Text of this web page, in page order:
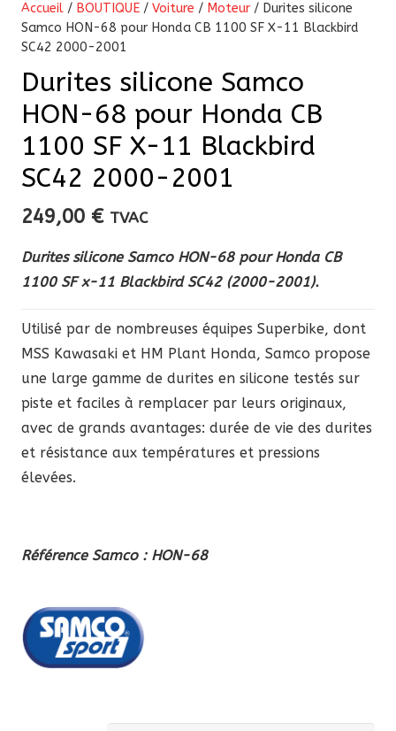
Accueil / BOUTIQUE / Voiture / Moteur / Durites silicone
Samco HON-68 pour Honda CB 1100 SF X-11 Blackbird
SC42 2000-2001
Durites silicone Samco
HON-68 pour Honda CB
1100 SF X-11 Blackbird
SC42 2000-2001
249,00 € TVAC
Durites silicone Samco HON-68 pour Honda CB
1100 SF x-11 Blackbird SC42 (2000-2001).
Utilisé par de nombreuses équipes Superbike, dont
MSS Kawasaki et HM Plant Honda, Samco propose
une large gamme de durites en silicone testés sur
piste et faciles à remplacer par leurs originaux,
avec de grands avantages: durée de vie des durites
et résistance aux températures et pressions
élevées.
Référence Samco : HON-68